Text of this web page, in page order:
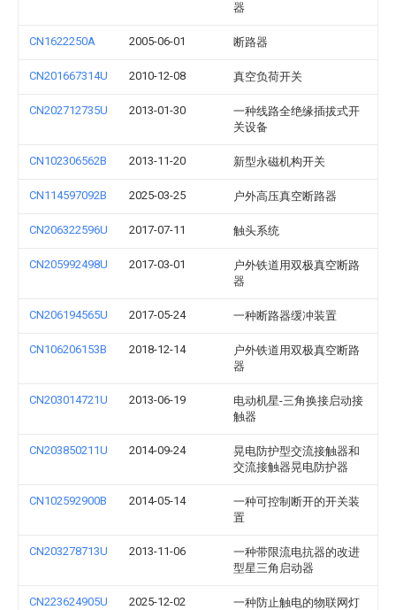
器
CN1622250A 2005-06-01 断路器
CN201667314U 2010-12-08 真空负荷开关
CN202712735U 2013-01-30
一种线路全绝缘插拔式开
关设备
CN102306562B 2013-11-20 新型永磁机构开关
CN114597092B 2025-03-25 户外高压真空断路器
CN206322596U 2017-07-11 触头系统
CN205992498U 2017-03-01
户外铁道用双极真空断路
器
CN206194565U 2017-05-24 一种断路器缓冲装置
CN106206153B 2018-12-14
户外铁道用双极真空断路
器
CN203014721U 2013-06-19
电动机星-三角换接启动接
触器
CN203850211U 2014-09-24
晃电防护型交流接触器和
交流接触器晃电防护器
CN102592900B 2014-05-14
一种可控制断开的开关装
置
CN203278713U 2013-11-06
一种带限流电抗器的改进
型星三角启动器
CN223624905U 2025-12-02
一种防止触电的物联网灯